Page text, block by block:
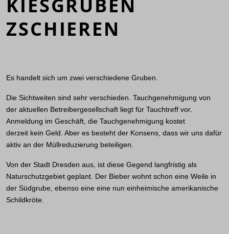
KIESGRUBEN
ZSCHIEREN
Es handelt sich um zwei verschiedene Gruben.
Die Sichtweiten sind sehr verschieden. Tauchgenehmigung von
der aktuellen Betreibergesellschaft liegt für Tauchtreff vor.
Anmeldung im Geschäft, die Tauchgenehmigung kostet
derzeit kein Geld. Aber es besteht der Konsens, dass wir uns dafür
aktiv an der Müllreduzierung beteiligen.
Von der Stadt Dresden aus, ist diese Gegend langfristig als
Naturschutzgebiet geplant. Der Bieber wohnt schon eine Weile in
der Südgrube, ebenso eine eine nun einheimische amerikanische
Schildkröte.